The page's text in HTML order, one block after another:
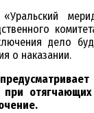
дело
о наказании.
отягчающих